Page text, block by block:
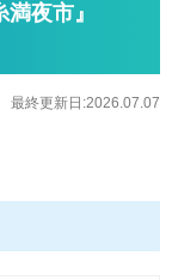
夜市』
最終更新日:2026.07.07